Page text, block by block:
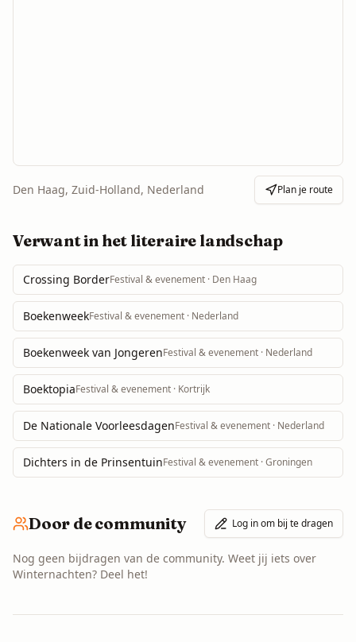
Den Haag, Zuid-Holland, Nederland Plan je route
Verwant in het literaire landschap
Crossing BorderFestival & evenement · Den Haag
BoekenweekFestival & evenement · Nederland
Boekenweek van JongerenFestival & evenement · Nederland
BoektopiaFestival & evenement · Kortrijk
De Nationale VoorleesdagenFestival & evenement · Nederland
Dichters in de PrinsentuinFestival & evenement · Groningen
Door de community Log in om bij te dragen
Nog geen bijdragen van de community. Weet jij iets over
Winternachten? Deel het!